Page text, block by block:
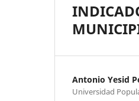
Antonio Yesid
Universidad